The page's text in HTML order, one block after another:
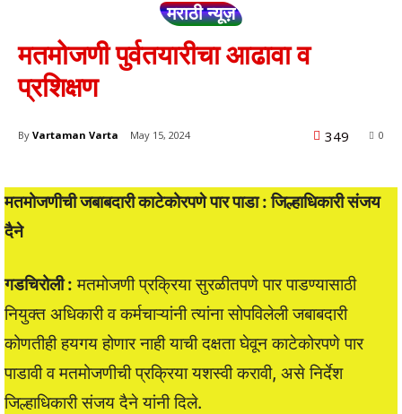
मराठी न्यूज़
मतमोजणी पुर्वतयारीचा आढावा व
प्रशिक्षण
By Vartaman Varta May 15, 2024 0
349
मतमोजणीची जबाबदारी काटेकोरपणे पार पाडा : जिल्हाधिकारी संजय
दैने
गडचिरोली : मतमोजणी प्रक्रिया सुरळीतपणे पार पाडण्यासाठी
नियुक्त अधिकारी व कर्मचाऱ्यांनी त्यांना सोपविलेली जबाबदारी
कोणतीही हयगय होणार नाही याची दक्षता घेवून काटेकोरपणे पार
पाडावी व मतमोजणीची प्रक्रिया यशस्वी करावी, असे निर्देश
जिल्हाधिकारी संजय दैने यांनी दिले.